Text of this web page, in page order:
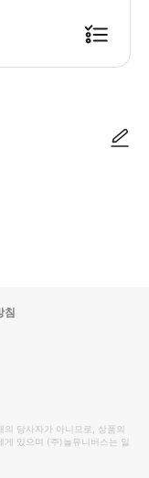
침
의 당사자가 아니므로, 상품의
게 있으며 (주)놀유니버스는 일